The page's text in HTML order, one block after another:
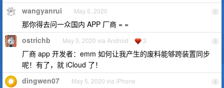
2
wangyanrui May 5, 2020
那你得去问一众国内 APP 厂商 = =
3
ostrichb May 5, 2020 via Android 3
厂商 app 开发者：emm 如何让我产生的废料能够跨装置同步
呢！有了，就 iCloud 了！
4
dingwen07 May 5, 2020 via iPhone